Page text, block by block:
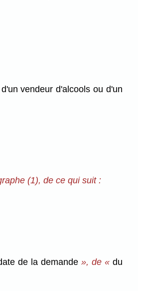
vendeur d'alcools ou d'un
(1), de ce qui suit :
de la demande », de «du